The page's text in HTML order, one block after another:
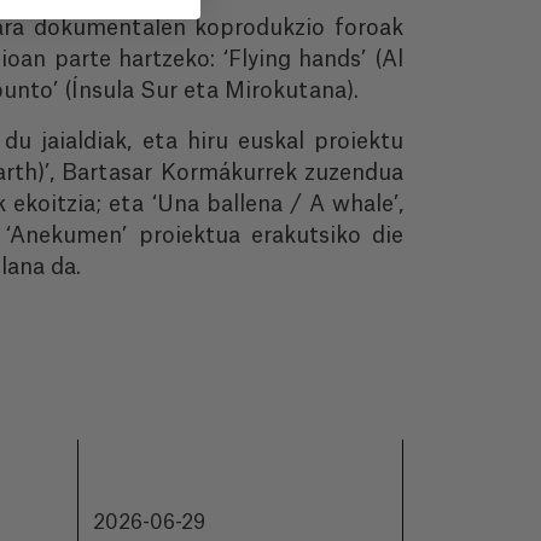
dokumentalen koprodukzio foroak
parte hartzeko: ‘Flying hands’ (Al
(Ínsula Sur eta Mirokutana).
jaialdiak, eta hiru euskal proiektu
Bartasar Kormákurrek zuzendua
eta ‘Una ballena / A whale’,
proiektua erakutsiko die
da.
2026-06-29